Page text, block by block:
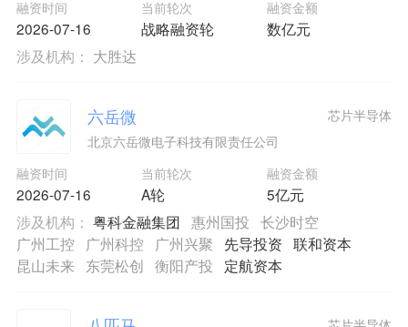
融资时间
2026-07-16
当前轮次
战略融资轮
融资金额
数亿元
涉及机构： 大胜达
六岳微
北京六岳微电子科技有限责任公司
融资时间
2026-07-16
当前轮次
A轮
融资金额
5亿元
芯片半导体
涉及机构： 粤科金融集团 惠州国投 长沙时空
广州工控
广州科控 广州兴聚 先导投资 联和资本
昆山未来 东莞松创 衡阳产投 定航资本